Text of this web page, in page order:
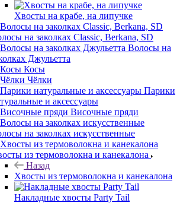
Хвосты на крабе, на липучке
на заколках Classic, Berkana, SD
Волосы на
Джульетта
Косы
Чёлки
Парики
и аксессуары
Височные пряди
на заколках искусственные
из термоволокна и канекалона
Назад
Хвосты из термоволокна и канекалона
Накладные хвосты Party Tail